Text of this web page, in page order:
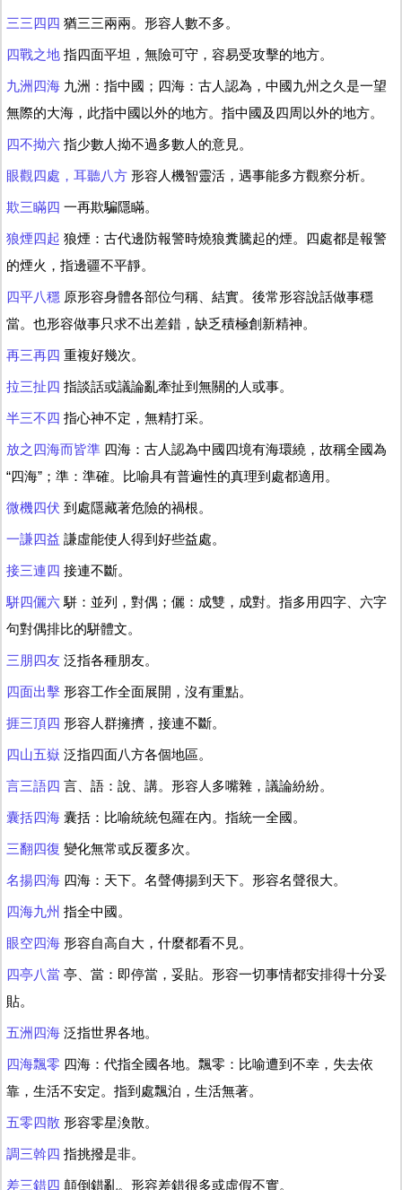
三三四四 猶三三兩兩。形容人數不多。
四戰之地 指四面平坦，無險可守，容易受攻擊的地方。
九洲四海 九洲：指中國；四海：古人認為，中國九州之久是一望
無際的大海，此指中國以外的地方。指中國及四周以外的地方。
四不拗六 指少數人拗不過多數人的意見。
眼觀四處，耳聽八方 形容人機智靈活，遇事能多方觀察分析。
欺三瞞四 一再欺騙隱瞞。
狼煙四起 狼煙：古代邊防報警時燒狼糞騰起的煙。四處都是報警
的煙火，指邊疆不平靜。
四平八穩 原形容身體各部位勻稱、結實。後常形容說話做事穩
當。也形容做事只求不出差錯，缺乏積極創新精神。
再三再四 重複好幾次。
拉三扯四 指談話或議論亂牽扯到無關的人或事。
半三不四 指心神不定，無精打采。
放之四海而皆準 四海：古人認為中國四境有海環繞，故稱全國為
“四海”；準：準確。比喻具有普遍性的真理到處都適用。
微機四伏 到處隱藏著危險的禍根。
一謙四益 謙虛能使人得到好些益處。
接三連四 接連不斷。
駢四儷六 駢：並列，對偶；儷：成雙，成對。指多用四字、六字
句對偶排比的駢體文。
三朋四友 泛指各種朋友。
四面出擊 形容工作全面展開，沒有重點。
捱三頂四 形容人群擁擠，接連不斷。
四山五嶽 泛指四面八方各個地區。
言三語四 言、語：說、講。形容人多嘴雜，議論紛紛。
囊括四海 囊括：比喻統統包羅在內。指統一全國。
三翻四復 變化無常或反覆多次。
名揚四海 四海：天下。名聲傳揚到天下。形容名聲很大。
四海九州 指全中國。
眼空四海 形容自高自大，什麼都看不見。
四亭八當 亭、當：即停當，妥貼。形容一切事情都安排得十分妥
貼。
五洲四海 泛指世界各地。
四海飄零 四海：代指全國各地。飄零：比喻遭到不幸，失去依
靠，生活不安定。指到處飄泊，生活無著。
五零四散 形容零星渙散。
調三斡四 指挑撥是非。
差三錯四 顛倒錯亂。形容差錯很多或虛假不實。